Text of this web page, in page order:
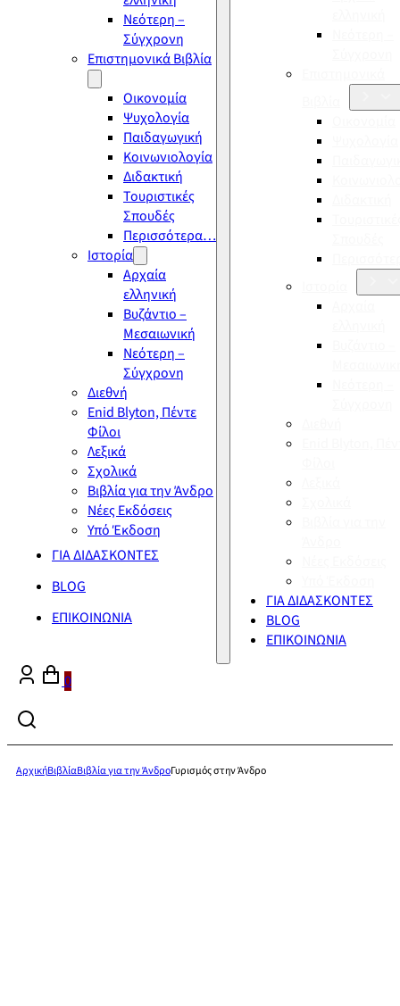
Νεότερη –
Σύγχρονη
Επιστημονικά Βιβλία
Οικονομία
Ψυχολογία
Παιδαγωγική
Κοινωνιολογία
Διδακτική
Τουριστικές
Σπουδές
Περισσότερα…
Ιστορία
Αρχαία
ελληνική
Βυζάντιο –
Μεσαιωνική
Νεότερη –
Σύγχρονη
Διεθνή
Enid Blyton, Πέντε
Φίλοι
Λεξικά
Σχολικά
Βιβλία για την Άνδρο
Νέες Εκδόσεις
Υπό Έκδοση
ΓΙΑ ΔΙΔΑΣΚΟΝΤΕΣ
BLOG
ΕΠΙΚΟΙΝΩΝΙΑ
ΓΙΑ ΔΙΔΑΣΚΟΝΤΕΣ
BLOG
ΕΠΙΚΟΙΝΩΝΙΑ
0
ΑρχικήΒιβλίαΒιβλία για την ΆνδροΓυρισμός στην Άνδρο